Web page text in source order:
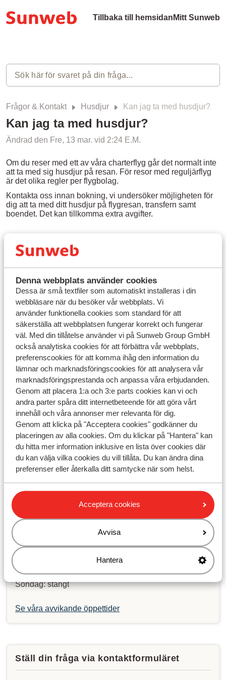
Denna webbplats använder cookies
Dessa är små textfiler som automatiskt installeras i din
webbläsare när du besöker vår webbplats. Vi
använder funktionella cookies som standard för att
säkerställa att webbplatsen fungerar korrekt och fungerar
väl. Med din tillåtelse använder vi på Sunweb Group GmbH
också analytiska cookies för att förbättra vår webbplats,
preferenscookies för att komma ihåg den information du
lämnar och marknadsföringscookies för att analysera vår
marknadsföringsprestanda och anpassa våra erbjudanden.
Genom att placera 1:a och 3:e parts cookies kan vi och
andra parter spåra ditt internetbeteende för att göra vårt
innehåll och våra annonser mer relevanta för dig.
Genom att klicka på "Acceptera cookies" godkänner du
placeringen av alla cookies. Om du klickar på "Hantera" kan
du hitta mer information inklusive en lista över cookies där
du kan välja vilka cookies du vill tillåta. Du kan ändra dina
preferenser eller återkalla ditt samtycke när som helst.
Acceptera cookies
Avvisa
Hantera
Tillbaka till hemsidan Mitt Sunweb
Frågor & Kontakt Husdjur Kan jag ta med husdjur?
Kan jag ta med husdjur?
Ändrad den Fre, 13 mar. vid 2:24 E.M.
Om du reser med ett av våra charterflyg går det normalt inte
att ta med sig husdjur på resan. För resor med reguljärflyg
är det olika regler per flygbolag.
Kontakta oss innan bokning, vi undersöker möjligheten för
dig att ta med ditt husdjur på flygresan, transfern samt
boendet. Det kan tillkomma extra avgifter.
Frågor kring samma ämne
Relaterade frågor
Måste jag ta med ett läkarintyg?
Kan jag boka från utlandet?
Kan jag ta med en rollator på flyget?
Kan jag ta med cykel, surfbräda, rullstol eller husdjur på
transferbussen?
Har du inte hittat ditt svar?
Kontakta oss via WhatsApp!
också ringa samma nummer men var medveten om att
väntetiden då kan vara längre.
Öppettider:
Måndag till fredag: 09:00-17:00
Lördag: 10:00-14:00
Söndag: stängt
Se våra avvikande öppettider
Ställ din fråga via kontaktformuläret